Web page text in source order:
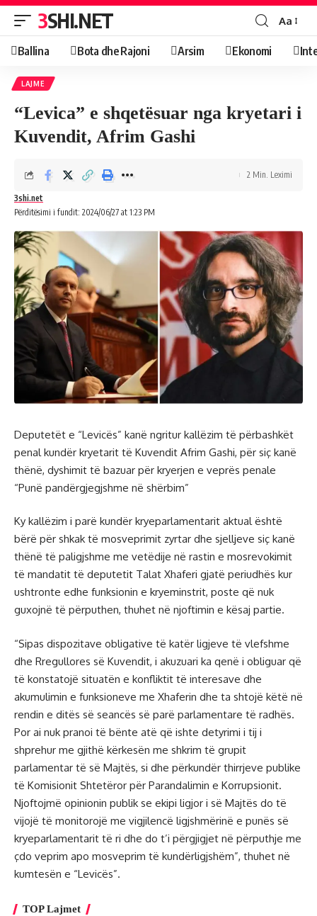
3SHI.NET Aa
Ballina Bota dhe Rajoni Arsim Ekonomi
LAJME
“Levica” e shqetësuar nga kryetari i
Kuvendit, Afrim Gashi
Përditësimi i fundit: 2024/06/27 at 1:23 PM
3shi.net
2 Min. Leximi
Deputetët e “Levicës” kanë ngritur kallëzim të përbashkët
penal kundër kryetarit të Kuvendit Afrim Gashi, për siç kanë
thënë, dyshimit të bazuar për kryerjen e veprës penale
“Punë pandërgjegjshme në shërbim”
Ky kallëzim i parë kundër kryeparlamentarit aktual është
bërë për shkak të mosveprimit zyrtar dhe sjelljeve siç kanë
thënë të paligjshme me vetëdije në rastin e mosrevokimit
të mandatit të deputetit Talat Xhaferi gjatë periudhës kur
ushtronte edhe funksionin e kryeminstrit, poste që nuk
guxojnë të përputhen, thuhet në njoftimin e kësaj partie.
“Sipas dispozitave obligative të katër ligjeve të vlefshme
dhe Rregullores së Kuvendit, i akuzuari ka qenë i obliguar që
të konstatojë situatën e konfliktit të interesave dhe
akumulimin e funksioneve me Xhaferin dhe ta shtojë këtë në
rendin e ditës së seancës së parë parlamentare të radhës.
Por ai nuk pranoi të bënte atë që ishte detyrimi i tij i
shprehur me gjithë kërkesën me shkrim të grupit
parlamentar të së Majtës, si dhe përkundër thirrjeve publike
të Komisionit Shtetëror për Parandalimin e Korrupsionit.
Njoftojmë opinionin publik se ekipi ligjor i së Majtës do të
vijojë të monitorojë me vigjilencë ligjshmërinë e punës së
kryeparlamentarit të ri dhe do t’i përgjigjet në përputhje me
çdo veprim apo mosveprim të kundërligjshëm”, thuhet në
kumtesën e “Levicës”.
TOP Lajmet